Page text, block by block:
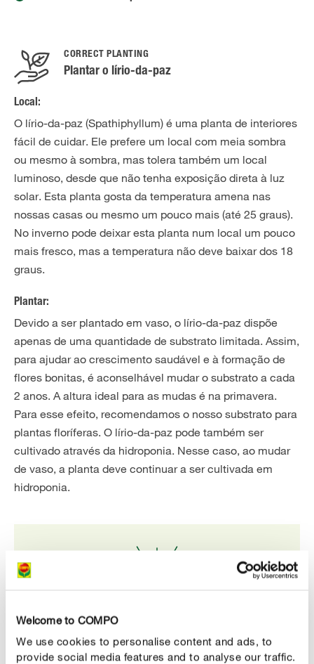
Welcome to COMPO
We use cookies to personalise content and ads, to
provide social media features and to analyse our traffic.
CORRECT PLANTING
Plantar o lírio-da-paz
Local:
O lírio-da-paz (Spathiphyllum) é uma planta de interiores
fácil de cuidar. Ele prefere um local com meia sombra
ou mesmo à sombra, mas tolera também um local
luminoso, desde que não tenha exposição direta à luz
solar. Esta planta gosta da temperatura amena nas
nossas casas ou mesmo um pouco mais (até 25 graus).
No inverno pode deixar esta planta num local um pouco
mais fresco, mas a temperatura não deve baixar dos 18
graus.
Plantar:
Devido a ser plantado em vaso, o lírio-da-paz dispõe
apenas de uma quantidade de substrato limitada. Assim,
para ajudar ao crescimento saudável e à formação de
flores bonitas, é aconselhável mudar o substrato a cada
2 anos. A altura ideal para as mudas é na primavera.
Para esse efeito, recomendamos o nosso substrato para
plantas floríferas. O lírio-da-paz pode também ser
cultivado através da hidroponia. Nesse caso, ao mudar
de vaso, a planta deve continuar a ser cultivada em
hidroponia.
A nossa dica